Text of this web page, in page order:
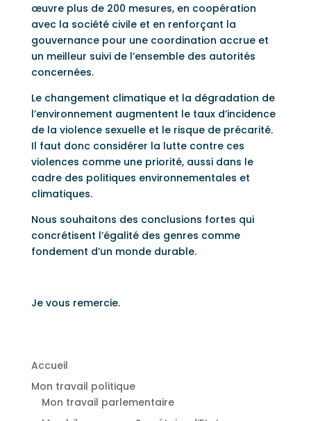
œuvre plus de 200 mesures, en coopération
avec la société civile et en renforçant la
gouvernance pour une coordination accrue et
un meilleur suivi de l’ensemble des autorités
concernées.
Le changement climatique et la dégradation de
l’environnement augmentent le taux d’incidence
de la violence sexuelle et le risque de précarité.
Il faut donc considérer la lutte contre ces
violences comme une priorité, aussi dans le
cadre des politiques environnementales et
climatiques.
Nous souhaitons des conclusions fortes qui
concrétisent l’égalité des genres comme
fondement d’un monde durable.
Je vous remercie.
Accueil
Mon travail politique
Mon travail parlementaire